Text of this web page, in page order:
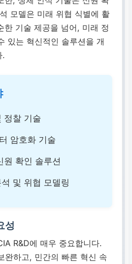
모델은 미래 위협 식별에 활
한 기술 제공을 넘어, 미래 정
있는 혁신적인 솔루션을 개
.
정찰 기술
암호화 기술
원 확인 솔루션
및 위협 모델링
성
R&D에 매우 중요합니다.
완하고, 민간의 빠른 혁신 속